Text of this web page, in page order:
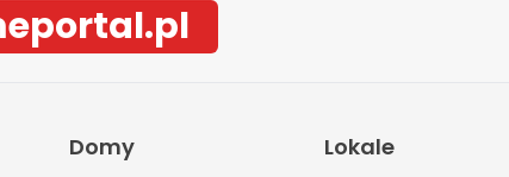
Domy Lokale